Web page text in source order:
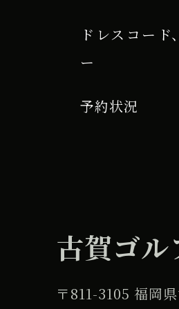
ドレスコード
ー
予約状況
古賀ゴ
〒811-3105 福岡